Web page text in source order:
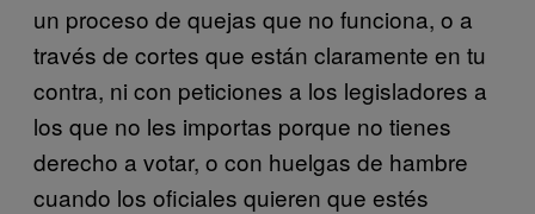
un proceso de quejas que no funciona, o a
través de cortes que están claramente en tu
contra, ni con peticiones a los legisladores a
los que no les importas porque no tienes
derecho a votar, o con huelgas de hambre
cuando los oficiales quieren que estés